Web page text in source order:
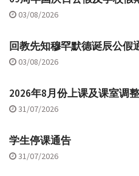
03/08/2026
回教先知穆罕默德诞辰公假
03/08/2026
2026年8月份上课及课室调
31/07/2026
学生停课通告
31/07/2026